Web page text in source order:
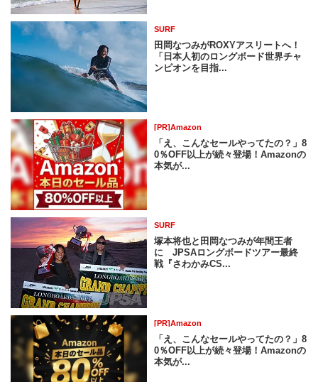
SURF
田岡なつみがROXYアスリートへ！
「日本人初のロングボード世界チャ
ンピオンを目指...
[PR]Amazon
「え、こんなセールやってたの？」8
0％OFF以上が続々登場！Amazonの
本気が...
SURF
塚本将也と田岡なつみが年間王者
に JPSAロングボードツアー最終
戦『さわかみCS...
[PR]Amazon
「え、こんなセールやってたの？」8
0％OFF以上が続々登場！Amazonの
本気が...